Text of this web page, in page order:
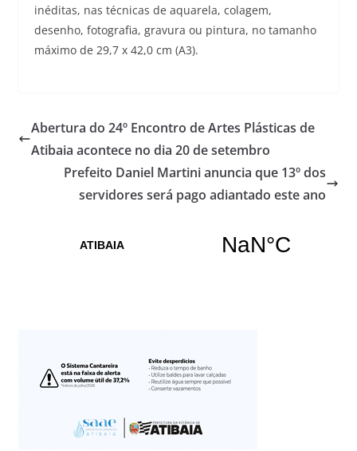
inéditas, nas técnicas de aquarela, colagem,
desenho, fotografia, gravura ou pintura, no tamanho
máximo de 29,7 x 42,0 cm (A3).
Abertura do 24º Encontro de Artes Plásticas de
Atibaia acontece no dia 20 de setembro
Prefeito Daniel Martini anuncia que 13º dos
servidores será pago adiantado este ano